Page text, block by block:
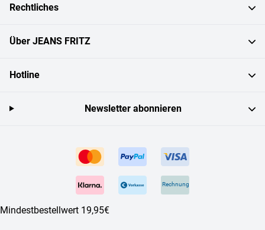
Rechtliches
Über JEANS FRITZ
Hotline
Rechnung
Mindestbestellwert 19,95€
Newsletter abonnieren